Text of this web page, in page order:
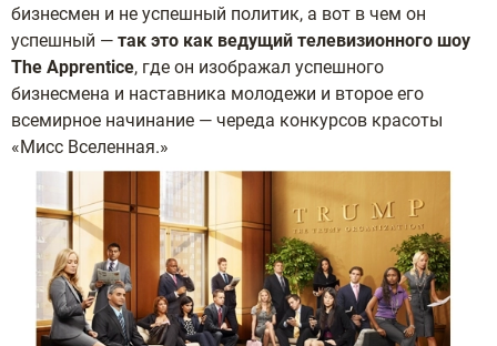
бизнесмен и не успешный политик, а вот в чем он
успешный — так это как ведущий телевизионного шоу
The Apprentice, где он изображал успешного
бизнесмена и наставника молодежи и второе его
всемирное начинание — череда конкурсов красоты
«Мисс Вселенная.»